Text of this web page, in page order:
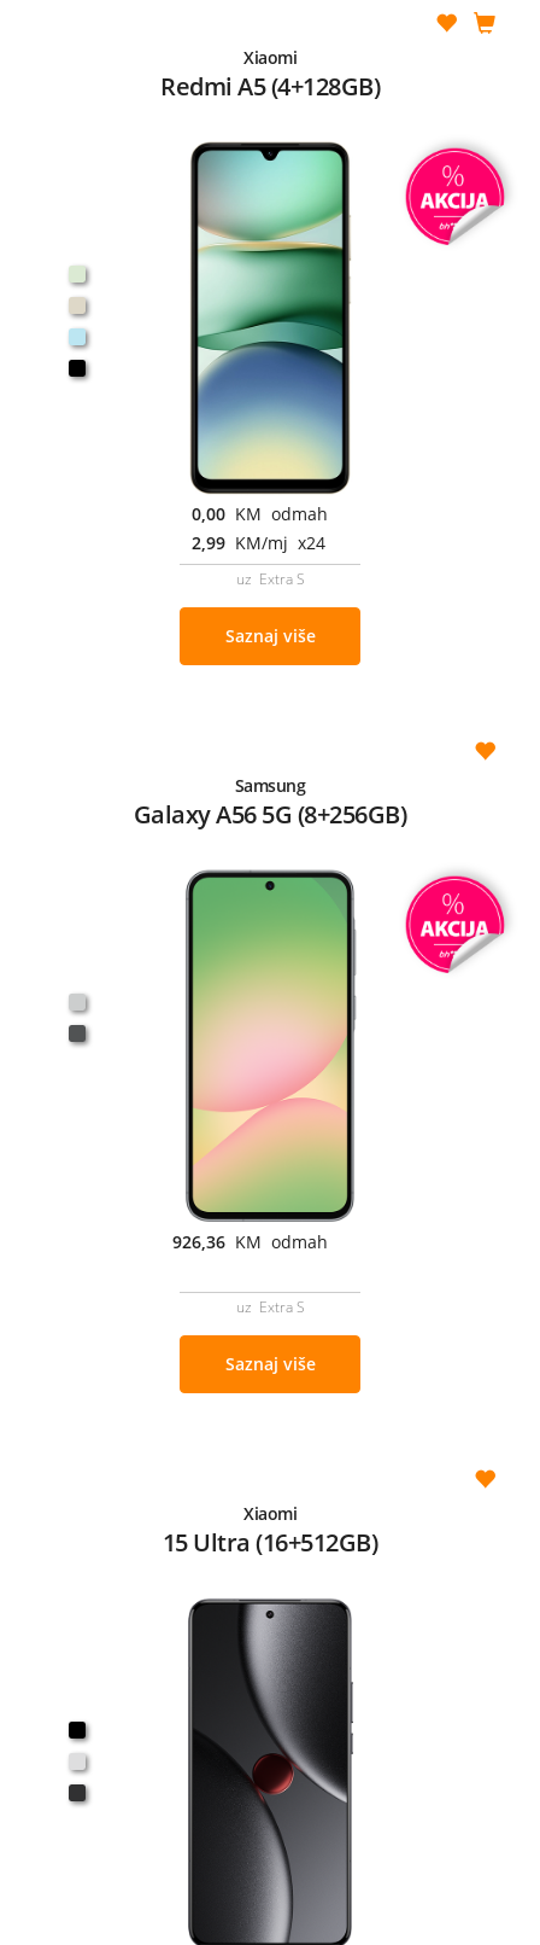
Xiaomi
Redmi A5 (4+128GB)
0,00 KM odmah
2,99 KM/mj x24
uz Extra S
Saznaj više
Samsung
Galaxy A56 5G (8+256GB)
926,36 KM odmah
uz Extra S
Saznaj više
Xiaomi
15 Ultra (16+512GB)